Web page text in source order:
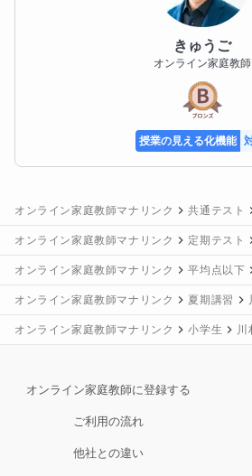
石橋
オンライン家庭教師
授業の見える化機能
きゅうご
オンライン家庭教師
オンライン家庭教師マナリンク
オンライン家庭教師マナリンク